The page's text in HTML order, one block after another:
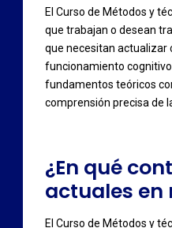
El Curso de Métodos y
que trabajan o desean
que necesitan actualizar
funcionamiento
fundamentos teóricos
comprensión precisa de
-
¿En qué
actuales en
El Curso de Métodos y